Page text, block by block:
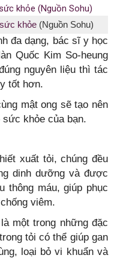
sức khỏe(Nguồn Sohu)
đa dạng, bác sĩ y học
Quốc Kim So-heung
nguyên liệu thì tác
tốt hơn.
mật ong sẽ tạo nên
khỏe của bạn.
xuất tỏi, chúng đều
dinh dưỡng và được
thông máu, giúp phục
viêm.
một trong những đặc
tỏi có thể giúp gan
loại bỏ vi khuẩn và